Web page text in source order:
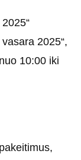
2025“,
10:00 iki